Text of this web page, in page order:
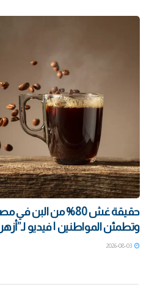
حقيقة غش 80% من البن
وتطمئن المواطنين | فيديو